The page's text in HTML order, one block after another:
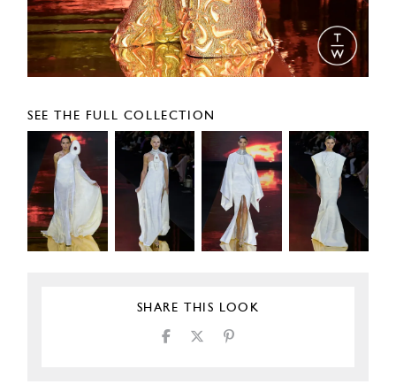
SEE THE FULL COLLECTION
SHARE THIS LOOK